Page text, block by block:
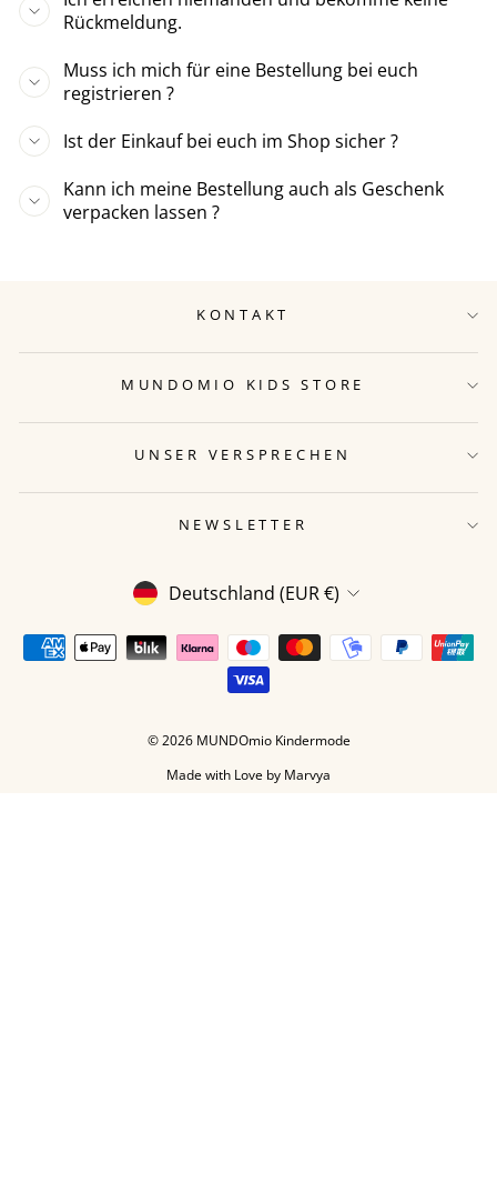
Rückmeldung.
Muss ich mich für eine Bestellung bei euch
registrieren ?
Ist der Einkauf bei euch im Shop sicher ?
Kann ich meine Bestellung auch als Geschenk
verpacken lassen ?
KONTAKT
MUNDOMIO KIDS STORE
UNSER VERSPRECHEN
NEWSLETTER
WÄHRUNG
Deutschland (EUR €)
© 2026 MUNDOmio Kindermode
Made with Love by Marvya